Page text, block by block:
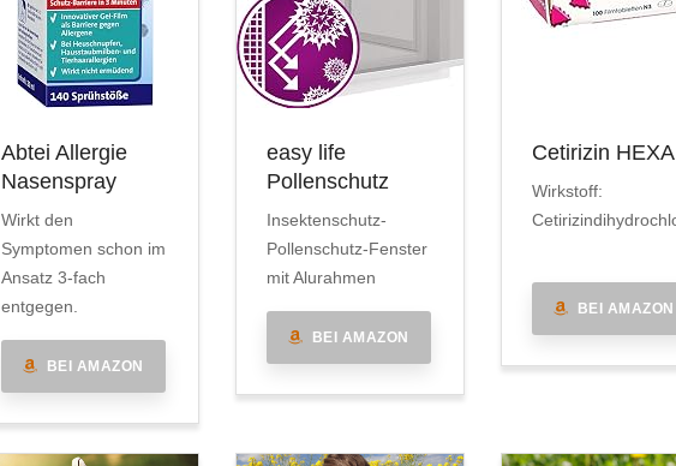
Abtei Allergie
Nasenspray
Wirkt den
Symptomen schon im
Ansatz 3-fach
entgegen.
BEI AMAZON
easy life
Pollenschutz
Insektenschutz-
Pollenschutz-Fenster
mit Alurahmen
BEI AMAZON
Cetirizin
Wirkstoff:
BEI AMAZON